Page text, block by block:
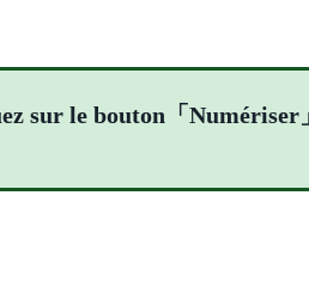
sur le bouton「Numériser